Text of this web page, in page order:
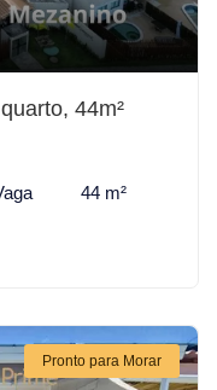
44m²
44 m²
Pronto para Morar